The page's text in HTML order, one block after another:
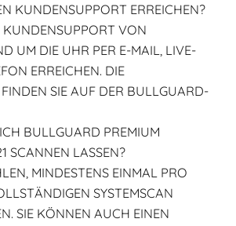
KUNDENSUPPORT ERREICHEN?
VON
UM DIE UHR PER E-MAIL, LIVE-
ERREICHEN. DIE
SIE AUF DER BULLGUARD-
BULLGUARD PREMIUM
SCANNEN LASSEN?
MINDESTENS EINMAL PRO
SYSTEMSCAN
SIE KÖNNEN AUCH EINEN